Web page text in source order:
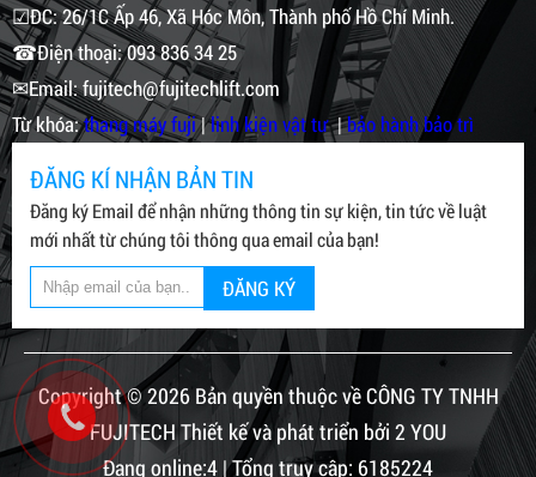
☑ĐC: 26/1C Ấp 46, Xã Hóc Môn, Thành phố Hồ Chí Minh.
☎Điện thoại: 093 836 34 25
✉Email: fujitech@fujitechlift.com
Từ khóa:thang máy fuji|linh kiện vật tư|bảo hành bảo trì
ĐĂNG KÍ NHẬN BẢN TIN
Đăng ký Email để nhận những thông tin sự kiện, tin tức về luật
mới nhất từ chúng tôi thông qua email của bạn!
ĐĂNG KÝ
Copyright © 2026 Bản quyền thuộc về CÔNG TY TNHH
FUJITECH Thiết kế và phát triển bởi 2 YOU
Đang online:4 | Tổng truy cập: 6185224